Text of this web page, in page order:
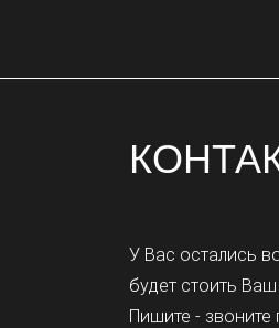
У Вас остались
будет стоить
Пишите - звоните